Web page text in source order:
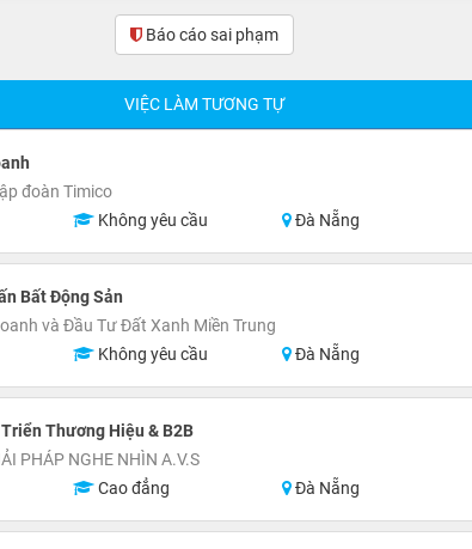
Báo cáo sai phạm(0)
VIỆC LÀM TƯƠNG TỰ
đoàn Timico
Không yêu cầu Đà Nẵng
Bất Động Sản
và Đầu Tư Đất Xanh Miền Trung
Không yêu cầu Đà Nẵng
Thương Hiệu & B2B
PHÁP NGHE NHÌN A.V.S
Cao đẳng Đà Nẵng